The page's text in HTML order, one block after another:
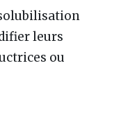
leurs
ou